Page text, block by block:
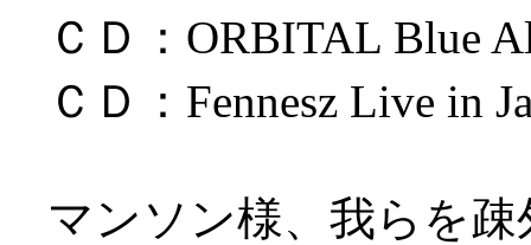
ＣＤ：ORBITAL Blue
ＣＤ：Fennesz Live in
マンソン様、我らを